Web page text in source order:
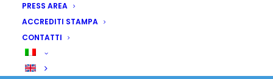
PRESS AREA
ACCREDITI STAMPA
CONTATTI